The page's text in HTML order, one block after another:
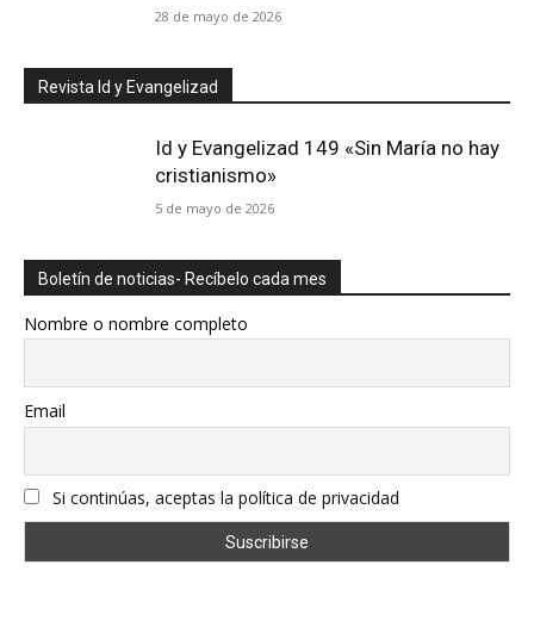
28 de mayo de 2026
Revista Id y Evangelizad
Id y Evangelizad 149 «Sin María no hay
cristianismo»
5 de mayo de 2026
Boletín de noticias- Recíbelo cada mes
Nombre o nombre completo
Email
Si continúas, aceptas la política de privacidad